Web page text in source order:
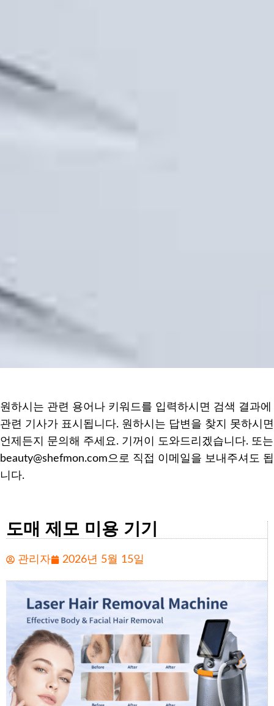
원하시는 관련 용어나 키워드를 입력하시면 검색 결과에
관련 기사가 표시됩니다. 원하시는 답변을 찾지 못하시면
언제든지 문의해 주세요. 기꺼이 도와드리겠습니다. 또는
beauty@shefmon.com으로 직접 이메일을 보내주셔도 됩
니다.
도매 제모 미용 기기
관리자 2026년 5월 15일